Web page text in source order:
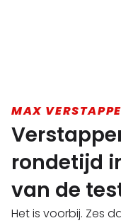
MAX
rondetijd
van de
Het is voorbij. Zes